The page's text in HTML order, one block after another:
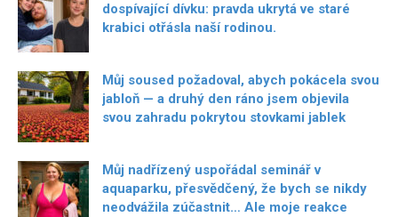
dospívající dívku: pravda ukrytá ve staré
krabici otřásla naší rodinou.
Můj soused požadoval, abych pokácela svou
jabloň — a druhý den ráno jsem objevila
svou zahradu pokrytou stovkami jablek
Můj nadřízený uspořádal seminář v
aquaparku, přesvědčený, že bych se nikdy
neodvážila zúčastnit… Ale moje reakce